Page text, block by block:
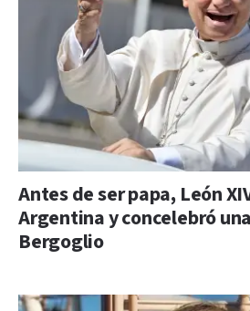
Antes de ser papa, León
Argentina y concelebró
Bergoglio